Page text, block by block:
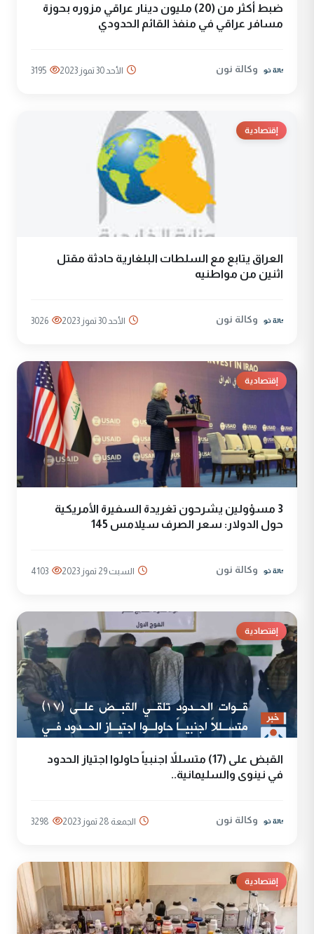
ضبط أكثر من (20) مليون دينار عراقي مزوره بحوزة
مسافر عراقي في منفذ القائم الحدودي
وكالة نون الأحد 30 تموز 2023 3195
إقتصادية
العراق يتابع مع السلطات البلغارية حادثة مقتل
اثنين من مواطنيه
وكالة نون الأحد 30 تموز 2023 3026
إقتصادية
3 مسؤولين يشرحون تغريدة السفيرة الأمريكية
حول الدولار: سعر الصرف سيلامس 145
وكالة نون السبت 29 تموز 2023 4103
إقتصادية
القبض على (17) متسللاً اجنبياً حاولوا اجتياز الحدود
في نينوى والسليمانية..
وكالة نون الجمعة 28 تموز 2023 3298
إقتصادية